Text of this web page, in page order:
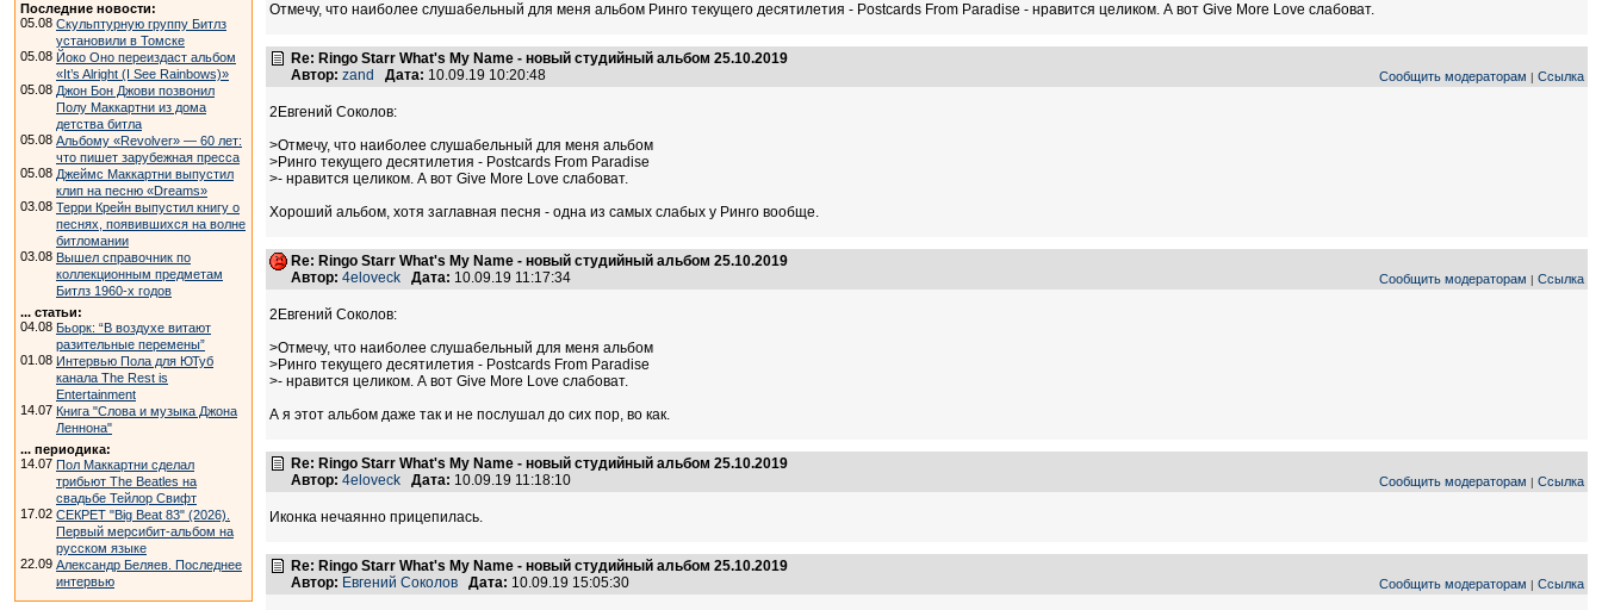
Последние новости:
05.08 Скульптурную группу Битлз
установили в Томске
05.08 Йоко Оно переиздаст альбом
«It’s Alright (I See Rainbows)»
05.08 Джон Бон Джови позвонил
Полу Маккартни из дома
детства битла
05.08 Альбому «Revolver» — 60 лет:
что пишет зарубежная пресса
05.08 Джеймс Маккартни выпустил
клип на песню «Dreams»
03.08 Терри Крейн выпустил книгу о
песнях, появившихся на волне
битломании
03.08 Вышел справочник по
коллекционным предметам
Битлз 1960-х годов
... статьи:
04.08 Бьорк: “В воздухе витают
разительные перемены”
01.08 Интервью Пола для ЮТуб
канала The Rest is
Entertainment
14.07 Книга "Слова и музыка Джона
Леннона"
... периодика:
14.07 Пол Маккартни сделал
трибьют The Beatles на
свадьбе Тейлор Свифт
17.02 СЕКРЕТ "Big Beat 83" (2026).
Первый мерсибит-альбом на
русском языке
22.09 Александр Беляев. Последнее
интервью
Отмечу, что наиболее слушабельный для меня альбом Ринго текущего десятилетия - Postcards From Paradise - нравится целиком. А вот Give More Love слабоват.
Re: Ringo Starr What's My Name - новый студийный альбом 25.10.2019
Автор: zand Дата: 10.09.19 10:20:48 Сообщить модераторам | Ссылка
2Евгений Соколов:
>Отмечу, что наиболее слушабельный для меня альбом
>Ринго текущего десятилетия - Postcards From Paradise
>- нравится целиком. А вот Give More Love слабоват.
Хороший альбом, хотя заглавная песня - одна из самых слабых у Ринго вообще.
Re: Ringo Starr What's My Name - новый студийный альбом 25.10.2019
Автор: 4eloveck Дата: 10.09.19 11:17:34 Сообщить модераторам | Ссылка
2Евгений Соколов:
>Отмечу, что наиболее слушабельный для меня альбом
>Ринго текущего десятилетия - Postcards From Paradise
>- нравится целиком. А вот Give More Love слабоват.
А я этот альбом даже так и не послушал до сих пор, во как.
Re: Ringo Starr What's My Name - новый студийный альбом 25.10.2019
Автор: 4eloveck Дата: 10.09.19 11:18:10 Сообщить модераторам | Ссылка
Иконка нечаянно прицепилась.
Re: Ringo Starr What's My Name - новый студийный альбом 25.10.2019
Автор: Евгений Соколов Дата: 10.09.19 15:05:30 Сообщить модераторам | Ссылка